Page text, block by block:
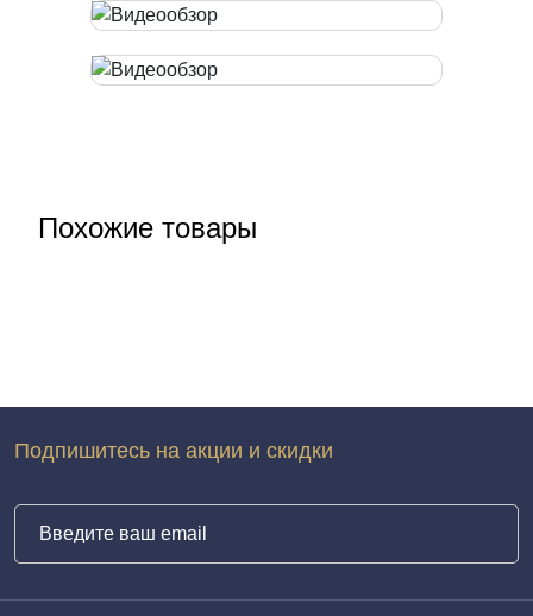
Похожие товары
Подпишитесь на акции и скидки